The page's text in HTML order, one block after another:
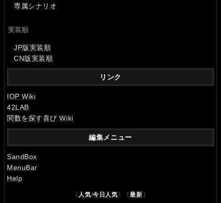
専属シナリオ
実装順
JP版実装順
CN版実装順
リンク
IOP Wiki
42LAB
関数を探す喜び Wiki
編集メニュー
SandBox
MenuBar
Help
〔 人気/今日人気〕〔最新〕